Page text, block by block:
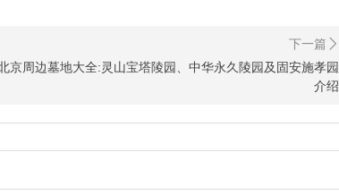
京周边墓地大全:灵山宝塔陵园、中华永久陵园及固安施孝园
介绍